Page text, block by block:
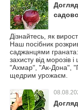
Дізнайтесь, як
Наш посібник
саджанцями граната:
захисту від морозів
"Ахмар", "Ак-Дона",
щедрим урожаєм.